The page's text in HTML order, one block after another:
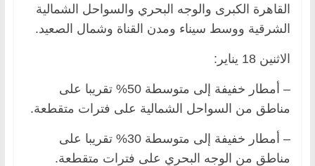
القاهرة الكبرى والوجه البحري والسواحل الشمالية
الشرقية ووسط سيناء ومدن القناة وشمال الصعيد.
الاثنين 18 يناير:
– أمطار خفيفة إلى متوسطة 50% تقريبا على
مناطق من السواحل الشمالية على فترات متقطعة.
– أمطار خفيفة إلى متوسطة 30% تقريبا على
مناطق من الوجه البحري على فترات متقطعة.